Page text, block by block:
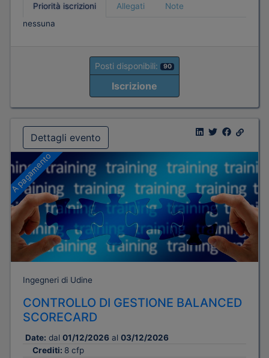
Priorità iscrizioni Allegati
Note
nessuna
Posti disponibili: 90
Iscrizione
Dettagli evento
A pagamento
Ingegneri di Udine
CONTROLLO DI GESTIONE BALANCED
SCORECARD
Date: dal 01/12/2026 al 03/12/2026
Crediti: 8 cfp